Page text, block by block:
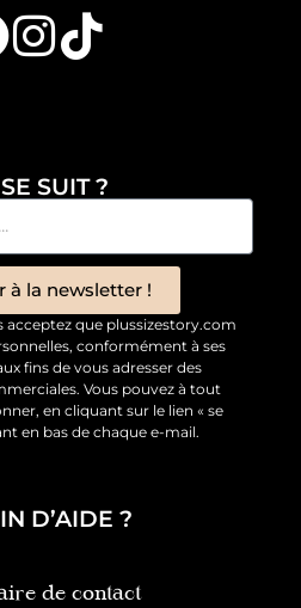
SUIT ?
à la newsletter !
acceptez que plussizestory.com
conformément à ses
fins de vous adresser des
Vous pouvez à tout
en cliquant sur le lien « se
en bas de chaque e-mail.
D’AIDE ?
de contact